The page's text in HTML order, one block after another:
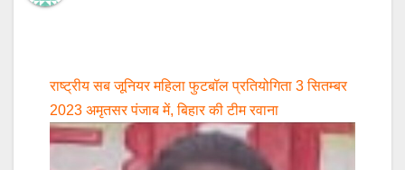
राष्ट्रीय सब जूनियर महिला फुटबॉल प्रतियोगिता 3 सितम्बर
2023 अमृतसर पंजाब में, बिहार की टीम रवाना